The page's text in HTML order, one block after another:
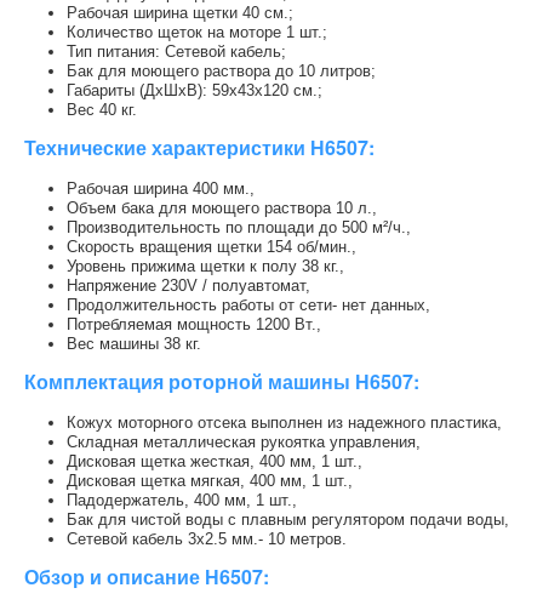
Рабочая ширина щетки 40 см.;
Количество щеток на моторе 1 шт.;
Тип питания: Сетевой кабель;
Бак для моющего раствора до 10 литров;
Габариты (ДхШхВ): 59х43х120 см.;
Вес 40 кг.
Технические характеристики Н6507:
Рабочая ширина 400 мм.,
Объем бака для моющего раствора 10 л.,
Производительность по площади до 500 м²/ч.,
Скорость вращения щетки 154 об/мин.,
Уровень прижима щетки к полу 38 кг.,
Напряжение 230V / полуавтомат,
Продолжительность работы от сети- нет данных,
Потребляемая мощность 1200 Вт.,
Вес машины 38 кг.
Комплектация роторной машины Н6507:
Кожух моторного отсека выполнен из надежного пластика,
Складная металлическая рукоятка управления,
Дисковая щетка жесткая, 400 мм, 1 шт.,
Дисковая щетка мягкая, 400 мм, 1 шт.,
Падодержатель, 400 мм, 1 шт.,
Бак для чистой воды с плавным регулятором подачи воды,
Сетевой кабель 3х2.5 мм.- 10 метров.
Обзор и описание Н6507: